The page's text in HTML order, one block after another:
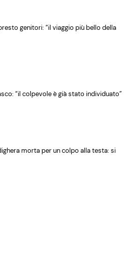
genitori: “il viaggio più bello della
“il colpevole è già stato individuato”
morta per un colpo alla testa: si